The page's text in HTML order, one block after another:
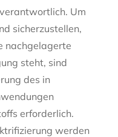
Um
sicherzustellen,
nachgelagerte
steht, sind
des in
erforderlich.
werden